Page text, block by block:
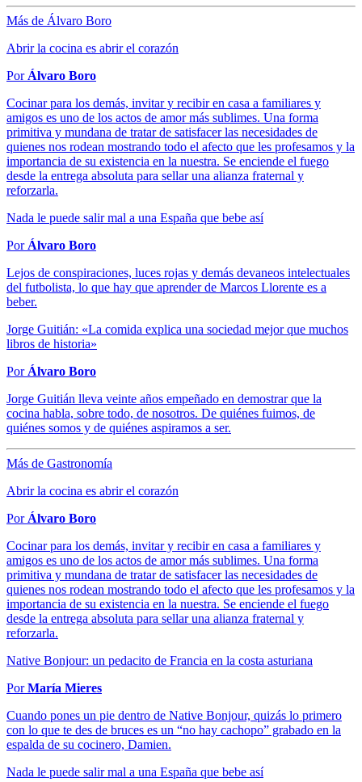
Más de Álvaro Boro
Abrir la cocina es abrir el corazón
Por Álvaro Boro
Cocinar para los demás, invitar y recibir en casa a familiares y
amigos es uno de los actos de amor más sublimes. Una forma
primitiva y mundana de tratar de satisfacer las necesidades de
quienes nos rodean mostrando todo el afecto que les profesamos y la
importancia de su existencia en la nuestra. Se enciende el fuego
desde la entrega absoluta para sellar una alianza fraternal y
reforzarla.
Nada le puede salir mal a una España que bebe así
Por Álvaro Boro
Lejos de conspiraciones, luces rojas y demás devaneos intelectuales
del futbolista, lo que hay que aprender de Marcos Llorente es a
beber.
Jorge Guitián: «La comida explica una sociedad mejor que muchos
libros de historia»
Por Álvaro Boro
Jorge Guitián lleva veinte años empeñado en demostrar que la
cocina habla, sobre todo, de nosotros. De quiénes fuimos, de
quiénes somos y de quiénes aspiramos a ser.
Más de Gastronomía
Abrir la cocina es abrir el corazón
Por Álvaro Boro
Cocinar para los demás, invitar y recibir en casa a familiares y
amigos es uno de los actos de amor más sublimes. Una forma
primitiva y mundana de tratar de satisfacer las necesidades de
quienes nos rodean mostrando todo el afecto que les profesamos y la
importancia de su existencia en la nuestra. Se enciende el fuego
desde la entrega absoluta para sellar una alianza fraternal y
reforzarla.
Native Bonjour: un pedacito de Francia en la costa asturiana
PorMaría Mieres
Cuando pones un pie dentro de Native Bonjour, quizás lo primero
con lo que te des de bruces es un “no hay cachopo” grabado en la
espalda de su cocinero, Damien.
Nada le puede salir mal a una España que bebe así